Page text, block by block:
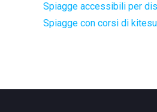
Spiagge accessibili per
Spiagge con corsi di